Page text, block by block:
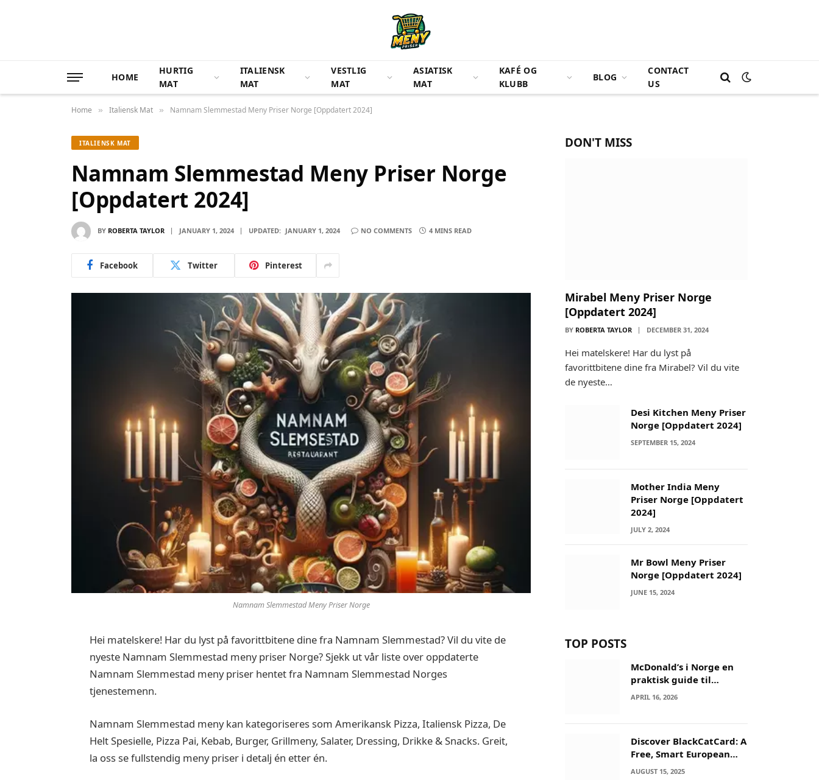
HOME
HURTIG
MAT
ITALIENSK
MAT
VESTLIG
MAT
ASIATISK
MAT
KAFÉ OG
KLUBB
BLOG
CONTACT
US
Home » Italiensk Mat » Namnam Slemmestad Meny Priser Norge [Oppdatert 2024]
ITALIENSK MAT
Namnam Slemmestad Meny Priser Norge
[Oppdatert 2024]
BY ROBERTA TAYLOR JANUARY 1, 2024 UPDATED: JANUARY 1, 2024 NO COMMENTS 4 MINS READ
Facebook Twitter Pinterest
Namnam Slemmestad Meny Priser Norge
Hei matelskere! Har du lyst på favorittbitene dine fra Namnam Slemmestad? Vil du vite de
nyeste Namnam Slemmestad meny priser Norge? Sjekk ut vår liste over oppdaterte
Namnam Slemmestad meny priser hentet fra Namnam Slemmestad Norges
tjenestemenn.
Namnam Slemmestad meny kan kategoriseres som Amerikansk Pizza, Italiensk Pizza, De
Helt Spesielle, Pizza Pai, Kebab, Burger, Grillmeny, Salater, Dressing, Drikke & Snacks. Greit,
la oss se fullstendig meny priser i detalj én etter én.
DON'T MISS
Mirabel Meny Priser Norge
[Oppdatert 2024]
BY ROBERTA TAYLOR DECEMBER 31, 2024
Hei matelskere! Har du lyst på
favorittbitene dine fra Mirabel? Vil du vite
de nyeste…
Desi Kitchen Meny Priser
Norge [Oppdatert 2024]
SEPTEMBER 15, 2024
Mother India Meny
Priser Norge [Oppdatert
2024]
JULY 2, 2024
Mr Bowl Meny Priser
Norge [Oppdatert 2024]
JUNE 15, 2024
TOP POSTS
McDonald’s i Norge en
praktisk guide til
menyer og besøk
APRIL 16, 2026
Discover BlackCatCard: A
Free, Smart European
IBAN & Crypto Card
AUGUST 15, 2025